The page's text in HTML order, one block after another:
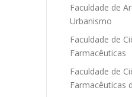
Faculdade de
Urbanismo
Faculdade de
Farmacêuticas
Faculdade de
Farmacêuticas